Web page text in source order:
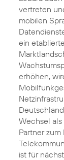
vertreten
mobilen
ein
erhöhen,
Wechsel
Partner
ist für